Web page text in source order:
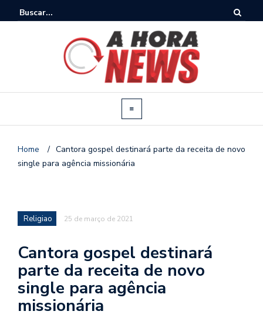
Home / Cantora gospel destinará parte da receita de novo
single para agência missionária
Religiao 25 de março de 2021
Cantora gospel destinará
parte da receita de novo
single para agência
missionária